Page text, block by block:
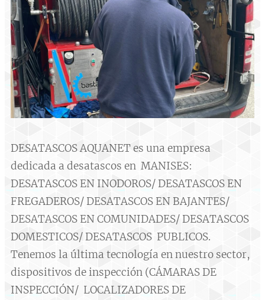
DESATASCOS AQUANET es una empresa
dedicada a desatascos en MANISES:
DESATASCOS EN INODOROS/ DESATASCOS EN
FREGADEROS/ DESATASCOS EN BAJANTES/
DESATASCOS EN COMUNIDADES/ DESATASCOS
DOMESTICOS/ DESATASCOS PUBLICOS.
Tenemos la última tecnología en nuestro sector,
dispositivos de inspección (CÁMARAS DE
INSPECCIÓN/ LOCALIZADORES DE